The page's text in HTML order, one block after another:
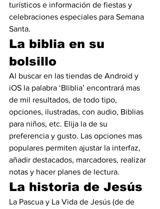
turísticos e información de fiestas y
celebraciones especiales para Semana
Santa.
La biblia en su
bolsillo
Al buscar en las tiendas de Android y
iOS la palabra ‘Bliblia’ encontrará mas
de mil resultados, de todo tipo,
opciones, ilustradas, con audio, Biblias
para niños, etc. Elija la de su
preferencia y gusto. Las opciones mas
populares permiten ajustar la interfaz,
añadir destacados, marcadores, realizar
notas y hacer planes de lectura.
La historia de Jesús
La Pascua y La Vida de Jesús (de de